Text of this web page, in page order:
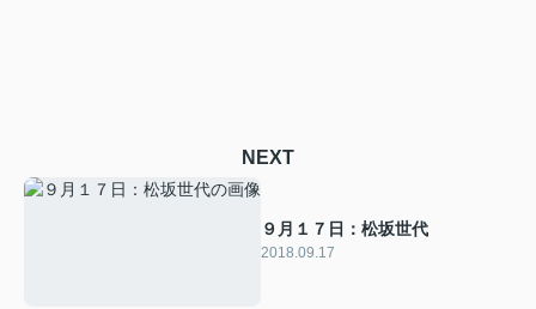
NEXT
９月１７日：松坂世代
2018.09.17